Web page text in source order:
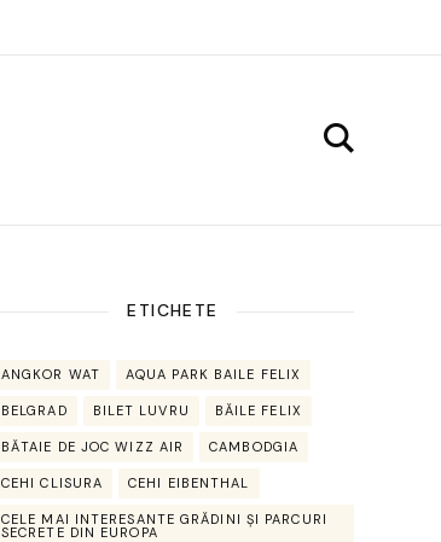
ETICHETE
ANGKOR WAT AQUA PARK BAILE FELIX
BELGRAD BILET LUVRU BĂILE FELIX
BĂTAIE DE JOC WIZZ AIR CAMBODGIA
CEHI CLISURA CEHI EIBENTHAL
CELE MAI INTERESANTE GRĂDINI ȘI PARCURI
SECRETE DIN EUROPA